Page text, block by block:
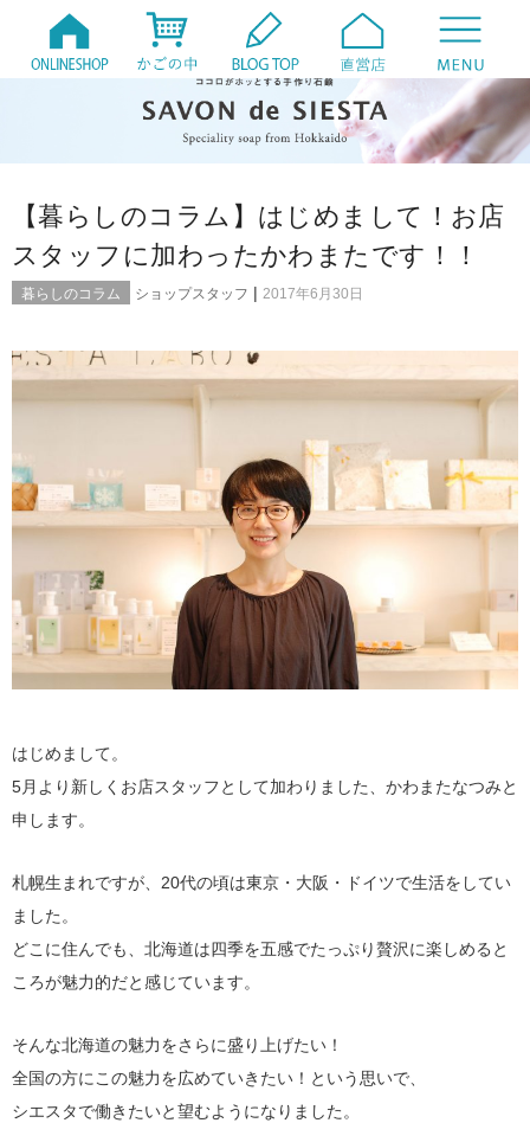
【暮らしのコラム】はじめまして！お店
スタッフに加わったかわまたです！！
暮らしのコラム ショップスタッフ | 2017年6月30日
はじめまして。
5月より新しくお店スタッフとして加わりました、かわまたなつみと
申します。
札幌生まれですが、20代の頃は東京・大阪・ドイツで生活をしてい
ました。
どこに住んでも、北海道は四季を五感でたっぷり贅沢に楽しめると
ころが魅力的だと感じています。
そんな北海道の魅力をさらに盛り上げたい！
全国の方にこの魅力を広めていきたい！という思いで、
シエスタで働きたいと望むようになりました。